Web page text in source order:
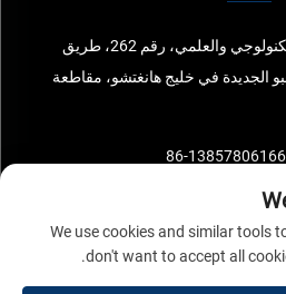
المكتب: حديقة الابتكار التكنولوجي والعلمي، رقم 262، طريق
الجديدة في خليج هانغتشو، مقاطعة
[email
We use cookies and similar tools
don't want to accept all